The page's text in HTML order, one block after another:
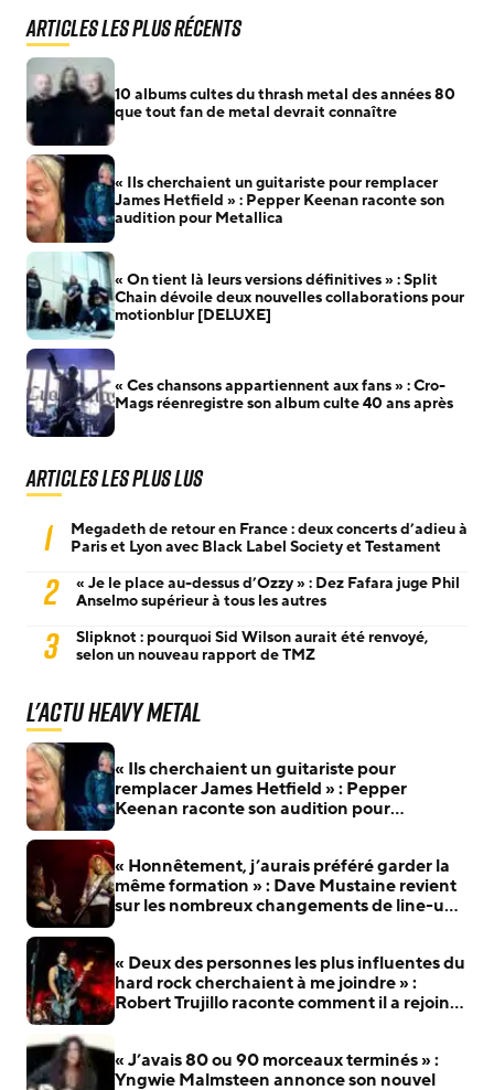
Articles les plus récents
10 albums cultes du thrash metal des années 80
que tout fan de metal devrait connaître
« Ils cherchaient un guitariste pour remplacer
James Hetfield » : Pepper Keenan raconte son
audition pour Metallica
« On tient là leurs versions définitives » : Split
Chain dévoile deux nouvelles collaborations pour
motionblur [DELUXE]
« Ces chansons appartiennent aux fans » : Cro-
Mags réenregistre son album culte 40 ans après
Articles les plus lus
1
Megadeth de retour en France : deux concerts d’adieu à
Paris et Lyon avec Black Label Society et Testament
2
« Je le place au-dessus d’Ozzy » : Dez Fafara juge Phil
Anselmo supérieur à tous les autres
3
Slipknot : pourquoi Sid Wilson aurait été renvoyé,
selon un nouveau rapport de TMZ
L'actu Heavy Metal
« Ils cherchaient un guitariste pour
remplacer James Hetfield » : Pepper
Keenan raconte son audition pour
« Honnêtement, j’aurais préféré garder la
même formation » : Dave Mustaine revient
sur les nombreux changements de line-up
« Deux des personnes les plus influentes du
hard rock cherchaient à me joindre » :
Robert Trujillo raconte comment il a rejoint
« J’avais 80 ou 90 morceaux terminés » :
Yngwie Malmsteen annonce son nouvel